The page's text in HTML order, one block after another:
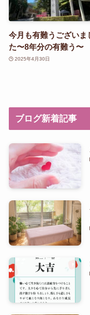
今月も有難うございま
た〜8年分の有難う〜
2025年4月30日
ブログ新着記事